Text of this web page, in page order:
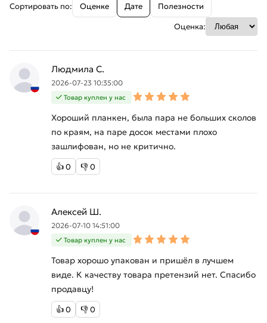
Сортировать по: Оценке Дате
Полезности
Оценка:
Людмила С.
2026-07-23 10:35:00
Товар куплен у нас
Хороший планкен, была пара не больших сколов
по краям, на паре досок местами плохо
зашлифован, но не критично.
👍0 👎0
Алексей Ш.
2026-07-10 14:51:00
Товар куплен у нас
Товар хорошо упакован и пришёл в лучшем
виде. К качеству товара претензий нет. Спасибо
продавцу!
👍0 👎0